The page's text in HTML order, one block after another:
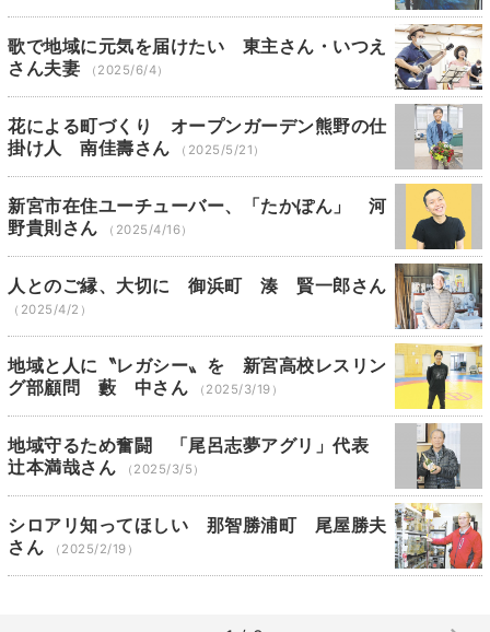
歌で地域に元気を届けたい 東主さん・いつえ
さん夫妻
（2025/6/4）
花による町づくり オープンガーデン熊野の仕
掛け人 南佳壽さん
（2025/5/21）
新宮市在住ユーチューバー、「たかぽん」 河
野貴則さん
（2025/4/16）
人とのご縁、大切に 御浜町 湊 賢一郎さん
（2025/4/2）
地域と人に〝レガシー〟を 新宮高校レスリン
グ部顧問 藪 中さん
（2025/3/19）
地域守るため奮闘 「尾呂志夢アグリ」代表
辻本満哉さん
（2025/3/5）
シロアリ知ってほしい 那智勝浦町 尾屋勝夫
さん
（2025/2/19）